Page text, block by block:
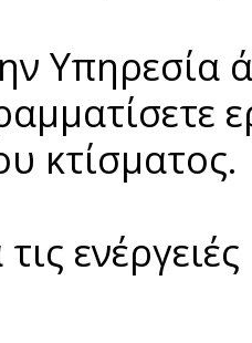
Υπηρεσία
κτίσματος.
τις